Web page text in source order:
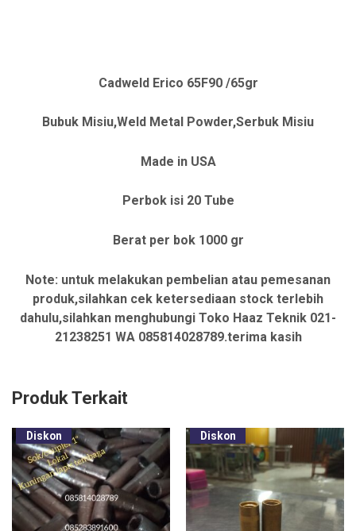
Cadweld Erico 65F90 /65gr
Bubuk Misiu,Weld Metal Powder,Serbuk Misiu
Made in USA
Perbok isi 20 Tube
Berat per bok 1000 gr
Note: untuk melakukan pembelian atau pemesanan
produk,silahkan cek ketersediaan stock terlebih
dahulu,silahkan menghubungi Toko Haaz Teknik 021-
21238251 WA 085814028789.terima kasih
Produk Terkait
Diskon Diskon